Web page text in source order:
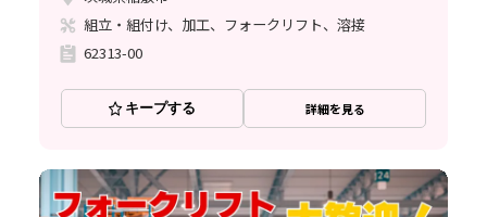
組立・組付け、加工、フォークリフト、溶接
62313-00
キープする 詳細を見る